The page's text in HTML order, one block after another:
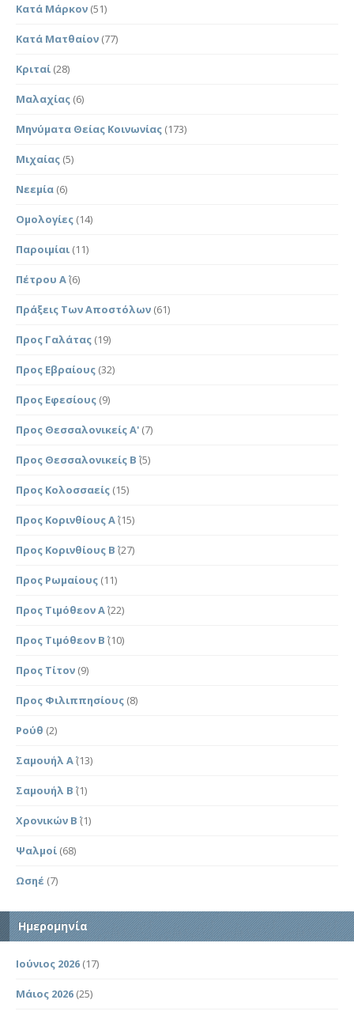
Κατά Μάρκον (51)
Κατά Ματθαίον (77)
Κριταί (28)
Μαλαχίας (6)
Μηνύματα Θείας Κοινωνίας (173)
Μιχαίας (5)
Νεεμία (6)
Ομολογίες (14)
Παροιμίαι (11)
Πέτρου Α΄(6)
Πράξεις Των Αποστόλων (61)
Προς Γαλάτας (19)
Προς Εβραίους (32)
Προς Εφεσίους (9)
Προς Θεσσαλονικείς Α' (7)
Προς Θεσσαλονικείς Β΄ (5)
Προς Κολοσσαείς (15)
Προς Κορινθίους Α΄(15)
Προς Κορινθίους Β΄ (27)
Προς Ρωμαίους (11)
Προς Τιμόθεον Α΄(22)
Προς Τιμόθεον Β΄ (10)
Προς Τίτον (9)
Προς Φιλιππησίους (8)
Ρούθ (2)
Σαμουήλ Α΄(13)
Σαμουήλ Β΄ (1)
Χρονικών Β΄ (1)
Ψαλμοί (68)
Ωσηέ (7)
Ημερομηνία
Ιούνιος 2026 (17)
Μάιος 2026 (25)